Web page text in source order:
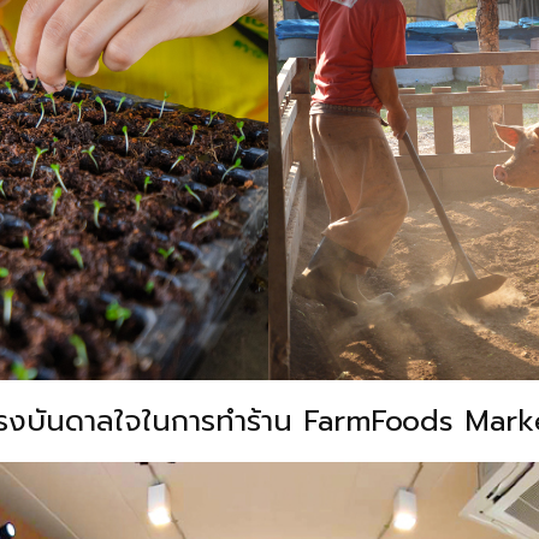
งบันดาลใจในการทำร้าน FarmFoods